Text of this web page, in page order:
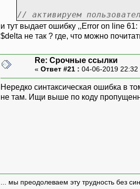
// активируем
и тут выдает ошибку ,,Error on line
$delta не так ? где, что можно
Re: Срочные ссылки
« Ответ #21 : 04-06-2019
Нередко синтаксическая ошибка в
не там. Ищи выше по коду
... мы преодолеваем эту трудность без